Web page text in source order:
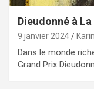
Dieudonné à
9 janvier 2024
Dans le monde
Grand Prix